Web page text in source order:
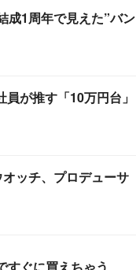
成1周年で見えた”バン
員が推す「10万円台」
オッチ、プロデューサ